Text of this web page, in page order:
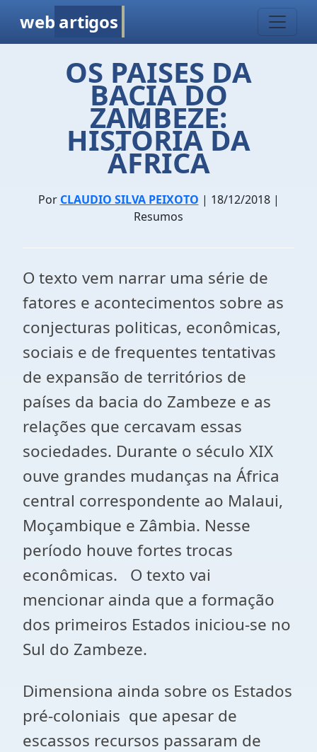
web artigos
OS PAISES DA
BACIA DO
ZAMBEZE:
HISTÓRIA DA
ÁFRICA
Por CLAUDIO SILVA PEIXOTO | 18/12/2018 |
Resumos
O texto vem narrar uma série de
fatores e acontecimentos sobre as
conjecturas politicas, econômicas,
sociais e de frequentes tentativas
de expansão de territórios de
países da bacia do Zambeze e as
relações que cercavam essas
sociedades. Durante o século XIX
ouve grandes mudanças na África
central correspondente ao Malaui,
Moçambique e Zâmbia. Nesse
período houve fortes trocas
econômicas. O texto vai
mencionar ainda que a formação
dos primeiros Estados iniciou-se no
Sul do Zambeze.
Dimensiona ainda sobre os Estados
pré-coloniais que apesar de
escassos recursos passaram de